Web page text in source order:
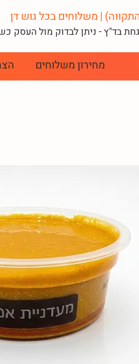
בד"ץ - ניתן לבדוק מול העסק
מחירון משלוחים